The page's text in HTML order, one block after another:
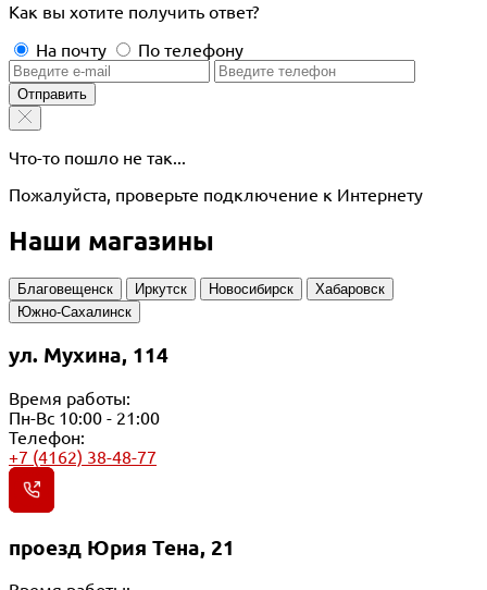
Как вы хотите получить ответ?
На почту
По телефону
Отправить
Что-то пошло не так...
Пожалуйста, проверьте подключение к Интернету
Наши магазины
Благовещенск Иркутск Новосибирск
Хабаровск
Южно-Сахалинск
ул. Мухина, 114
Время работы:
Пн-Вс 10:00 - 21:00
Телефон:
+7 (4162) 38-48-77
проезд Юрия Тена, 21